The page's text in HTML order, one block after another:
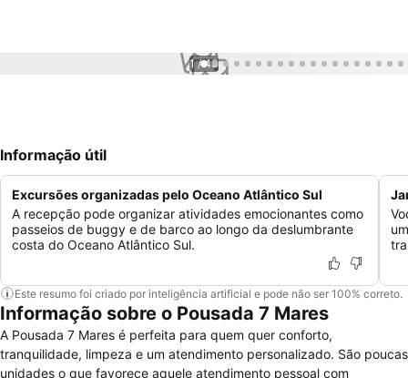
1 / 43
Informação útil
Excursões organizadas pelo Oceano Atlântico Sul
A recepção pode organizar atividades emocionantes como
passeios de buggy e de barco ao longo da deslumbrante
costa do Oceano Atlântico Sul.
Este resumo foi criado por inteligência artificial e pode não ser 100% correto.
Informação sobre o Pousada 7 Mares
A Pousada 7 Mares é perfeita para quem quer conforto,
tranquilidade, limpeza e um atendimento personalizado. São poucas
unidades o que favorece aquele atendimento pessoal com